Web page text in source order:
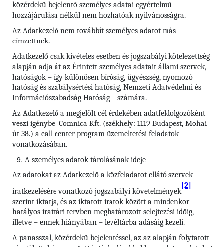
közérdekű bejelentő személyes adatai egyértelmű
hozzájárulása nélkül nem hozhatóak nyilvánosságra.
Az Adatkezelő nem továbbít személyes adatot más
címzettnek.
Adatkezelő csak kivételes esetben és jogszabályi kötelezettség
alapján adja át az Érintett személyes adatait állami szervek,
hatóságok – így különösen bíróság, ügyészség, nyomozó
hatóság és szabálysértési hatóság, Nemzeti Adatvédelmi és
Információszabadság Hatóság – számára.
Az Adatkezelő a megjelölt cél érdekében adatfeldolgozóként
veszi igénybe: Comnica Kft. (székhely: 1119 Budapest, Mohai
út 38.) a call center program üzemeltetési feladatok
vonatkozásában.
A személyes adatok tárolásának ideje
Az adatokat az Adatkezelő a közfeladatot ellátó szervek
iratkezelésére vonatkozó jogszabályi követelmények
[2]
szerint iktatja, és az iktatott iratok között a mindenkor
hatályos irattári tervben meghatározott selejtezési időig,
illetve – ennek hiányában – levéltárba adásáig kezeli.
A panasszal, közérdekű bejelentéssel, az az alapján folytatott